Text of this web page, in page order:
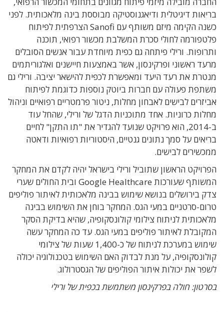
בריאות דיגיטלית ודיאגנוסטיקה מבוססת בינה מלאכותית. לפני
כשנה הקימה מיזם משותף עם Sanofi הצרפתית לפיתוח
פלטפורמה לחולי סכרת המשלבת מכשור רפואי, תוכנה
ותרופות. ורילי פיתחה גם כפית מיוחדת עבור אנשים הסובלים
מרעד ראשוני ופרקינסון, אשר באמצעות חיישנים ואלגוריתמים
מנטרת את רעד היעד ומאפשרת לכפית להישאר יציבה. ורילי גם
משתפת פעולה עם חברות ביוטק נוספות כדוגמת לפיתוח
אביזרים לבישים לאבחון מחלות, ניטור פרמטריים רפואיים וניהול
מחלות כרוניות. אחד מתוכניות הדגל של ורילי, שהחל עוד
ב-2014, הוא פרויקט שנועד להגדיר את "תו התקן" לחיים
בריאים על סמך נתונים גנטיים, היסטוריות רפואיות ודאטה
ממכשירים לבישים.
הפרויקט הראשון שתוביל ורילי בישראל יהיה לקדם את המחקר
המשותף שעורכות Google Healthcare ובית החולים שערי
צדק בירושלים בנושא שימוש בבינה מלאכותית לאיתור פוליפים
טרום-סרטניים במעי הגס. המחקר בוחן את השימוש בבינה
מלאכותית לניתוח צילומי קולונסקופיה, שהיא בדיקת הסקר
המקובלת לאיתור פוליפים במעי הגס. עד כה המחקר עשה
שימוש במערכת לניתוח של כ-1,400 שעות של צילומי
קולונסקופיה, על מנת לבדוק האם השימוש בטכנולוגיה יכולה
לשפר את יכולות איתור הפוליפים של הגסטרולוג.
בסרטון: חולה בפרקינסון משתמשת בכפית של ורילי